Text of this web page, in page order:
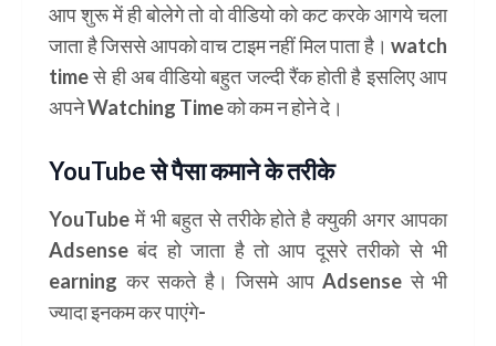
आप शुरू में ही बोलेगे तो वो वीडियो को कट करके आगये चला
जाता है जिससे आपको वाच टाइम नहीं मिल पाता है। watch
timeसे ही अब वीडियो बहुत जल्दी रैंक होती है इसलिए आप
अपनेWatching Timeको कम न होने दे।
YouTube से पैसा कमाने के तरीके
YouTube में भी बहुत से तरीके होते है क्युकी अगर आपका
Adsense बंद हो जाता है तो आप दूसरे तरीको से भी
earning कर सकते है। जिसमे आप Adsense से भी
ज्यादा इनकम कर पाएंगे-